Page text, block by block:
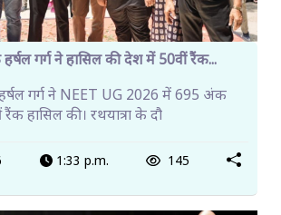
गर्ग ने हासिल की देश में 50वीं रैंक...
गर्ग ने NEET UG 2026 में 695 अंक
हासिल की। रथयात्रा के दौ
1:33 p.m. 145